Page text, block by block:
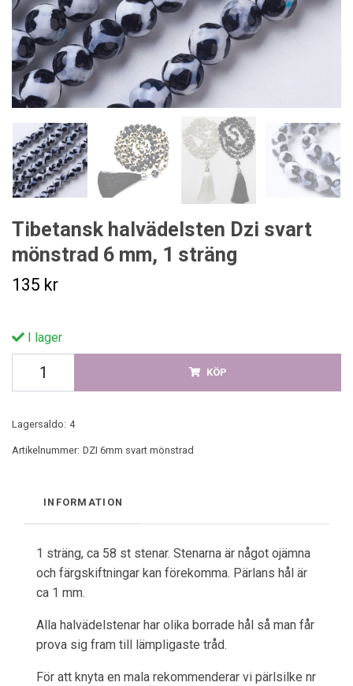
Tibetansk halvädelsten Dzi svart
mönstrad 6 mm, 1 sträng
135 kr
I lager
KÖP
Lagersaldo: 4
Artikelnummer: DZI 6mm svart mönstrad
INFORMATION
1 sträng, ca 58 st stenar. Stenarna är något ojämna
och färgskiftningar kan förekomma. Pärlans hål är
ca 1 mm.
Alla halvädelstenar har olika borrade hål så man får
prova sig fram till lämpligaste tråd.
För att knyta en mala rekommenderar vi pärlsilke nr